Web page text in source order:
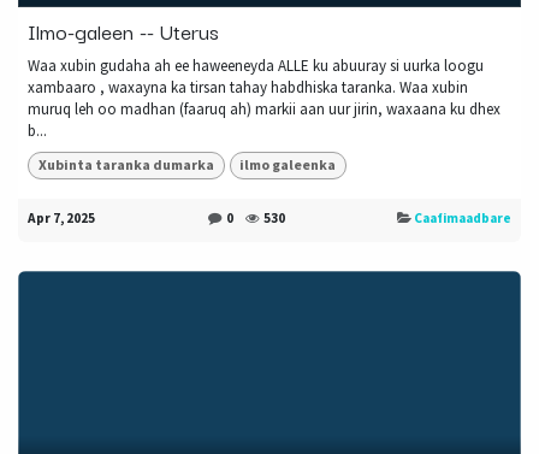
Ilmo-galeen -- Uterus
Waa xubin gudaha ah ee haweeneyda ALLE ku abuuray si uurka loogu
xambaaro , waxayna ka tirsan tahay habdhiska taranka. Waa xubin
muruq leh oo madhan (faaruq ah) markii aan uur jirin, waxaana ku dhex
b...
Xubinta taranka dumarka ilmo galeenka
Apr 7, 2025 0 530 Caafimaadbare